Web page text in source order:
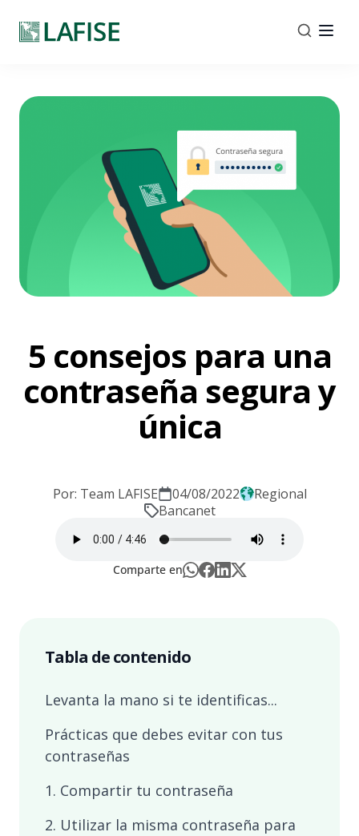
5 consejos para una
contraseña segura y
única
Por: Team LAFISE 04/08/2022
Regional
Bancanet
Comparte en
Tabla de contenido
Levanta la mano si te identificas...
Prácticas que debes evitar con tus
contraseñas
1. Compartir tu contraseña
2. Utilizar la misma contraseña para